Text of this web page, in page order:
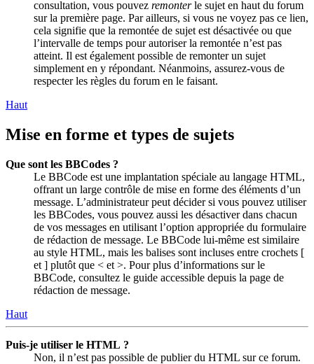
consultation, vous pouvez remonterle sujet en haut du forum
sur la première page. Par ailleurs, si vous ne voyez pas ce lien,
cela signifie que la remontée de sujet est désactivée ou que
l’intervalle de temps pour autoriser la remontée n’est pas
atteint. Il est également possible de remonter un sujet
simplement en y répondant. Néanmoins, assurez-vous de
respecter les règles du forum en le faisant.
Haut
Mise en forme et types de sujets
Que sont les BBCodes ?
Le BBCode est une implantation spéciale au langage HTML,
offrant un large contrôle de mise en forme des éléments d’un
message. L’administrateur peut décider si vous pouvez utiliser
les BBCodes, vous pouvez aussi les désactiver dans chacun
de vos messages en utilisant l’option appropriée du formulaire
de rédaction de message. Le BBCode lui-même est similaire
au style HTML, mais les balises sont incluses entre crochets [
et ] plutôt que < et >. Pour plus d’informations sur le
BBCode, consultez le guide accessible depuis la page de
rédaction de message.
Haut
Puis-je utiliser le HTML ?
Non, il n’est pas possible de publier du HTML sur ce forum.